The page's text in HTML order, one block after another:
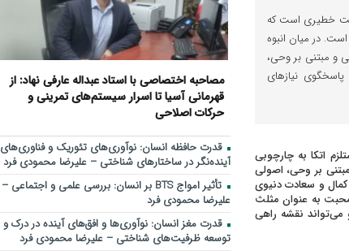
خطیری است که
در میان انبوه
و مبتنی بر وحی،
نیازهای
اتکا به چارچوبی
بر وحی، اصولی
کمال و سعادت دنیوی
به عنوان مثلث
نقشه راهی
مصاحبه اختصاصی با استاد عبداله عارفی نهاد: از
قهرمانی آسیا تا اسرار سیستم‌های تمرینی و
حرکات اصلاحی
قدرت حافظه انسان: نوآوری‌های تئوریک و فناوری‌های
آینده‌نگر در ساختارهای شناختی – علیرضا محمودی فرد
تأثیر امواج BTS بر انسان: بررسی علمی و اجتماعی –
علیرضا محمودی فرد
قدرت مغز انسان: نوآوری‌ها و افق‌های آینده در درک و
توسعه ظرفیت‌های شناختی – علیرضا محمودی فرد